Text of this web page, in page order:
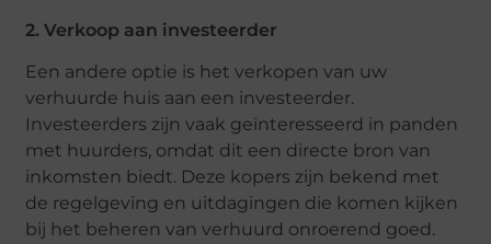
2. Verkoop aan investeerder
Een andere optie is het verkopen van uw
verhuurde huis aan een investeerder.
Investeerders zijn vaak geïnteresseerd in panden
met huurders, omdat dit een directe bron van
inkomsten biedt. Deze kopers zijn bekend met
de regelgeving en uitdagingen die komen kijken
bij het beheren van verhuurd onroerend goed.